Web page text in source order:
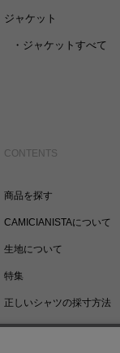
ジャケット
・ ジャケットすべて
CONTENTS
商品を探す
CAMICIANISTAについて
生地について
特集
正しいシャツの採寸方法